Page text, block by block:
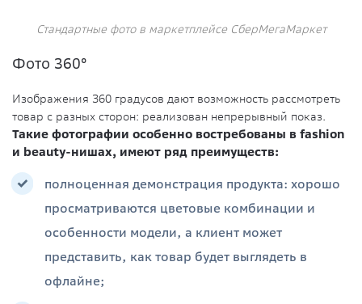
Стандартные фото в маркетплейсе СберМегаМаркет
Фото 360°
Изображения 360 градусов дают возможность рассмотреть
товар с разных сторон: реализован непрерывный показ.
Такие фотографии особенно востребованы в fashion
и beauty-нишах, имеют ряд преимуществ:
полноценная демонстрация продукта: хорошо
просматриваются цветовые комбинации и
особенности модели, а клиент может
представить, как товар будет выглядеть в
офлайне;